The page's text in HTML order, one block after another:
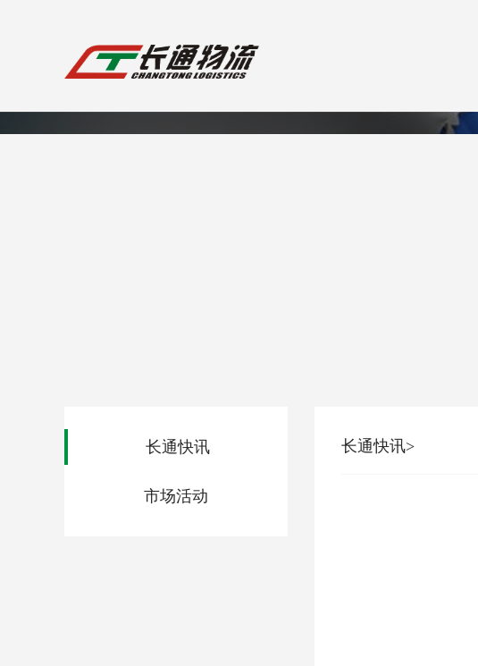
长通快讯
市场活动
长通快讯>